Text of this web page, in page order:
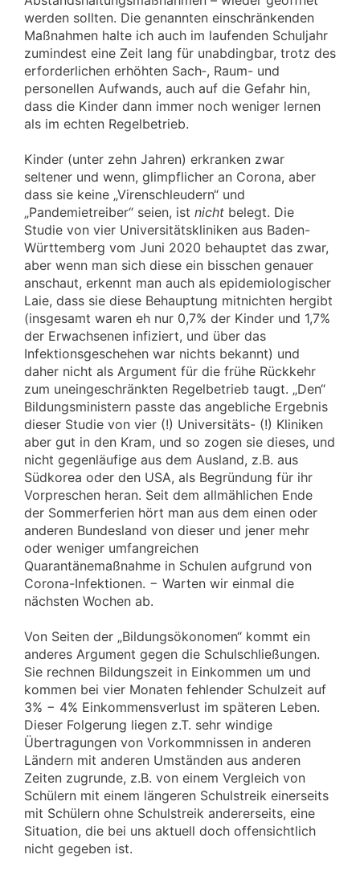
werden sollten. Die genannten einschränkenden
Maßnahmen halte ich auch im laufenden Schuljahr
zumindest eine Zeit lang für unabdingbar, trotz des
erforderlichen erhöhten Sach‑, Raum- und
personellen Aufwands, auch auf die Gefahr hin,
dass die Kinder dann immer noch weniger lernen
als im echten Regelbetrieb.
Kinder (unter zehn Jahren) erkranken zwar
seltener und wenn, glimpflicher an Corona, aber
dass sie keine „Virenschleudern“ und
„Pandemietreiber“ seien, ist nicht belegt. Die
Studie von vier Universitätskliniken aus Baden-
Württemberg vom Juni 2020 behauptet das zwar,
aber wenn man sich diese ein bisschen genauer
anschaut, erkennt man auch als epidemiologischer
Laie, dass sie diese Behauptung mitnichten hergibt
(insgesamt waren eh nur 0,7% der Kinder und 1,7%
der Erwachsenen infiziert, und über das
Infektionsgeschehen war nichts bekannt) und
daher nicht als Argument für die frühe Rückkehr
zum uneingeschränkten Regelbetrieb taugt. „Den“
Bildungsministern passte das angebliche Ergebnis
dieser Studie von vier (!) Universitäts- (!) Kliniken
aber gut in den Kram, und so zogen sie dieses, und
nicht gegenläufige aus dem Ausland, z.B. aus
Südkorea oder den USA, als Begründung für ihr
Vorpreschen heran. Seit dem allmählichen Ende
der Sommerferien hört man aus dem einen oder
anderen Bundesland von dieser und jener mehr
oder weniger umfangreichen
Quarantänemaßnahme in Schulen aufgrund von
Corona-Infektionen. − Warten wir einmal die
nächsten Wochen ab.
Von Seiten der „Bildungsökonomen“ kommt ein
anderes Argument gegen die Schulschließungen.
Sie rechnen Bildungszeit in Einkommen um und
kommen bei vier Monaten fehlender Schulzeit auf
3% − 4% Einkommensverlust im späteren Leben.
Dieser Folgerung liegen z.T. sehr windige
Übertragungen von Vorkommnissen in anderen
Ländern mit anderen Umständen aus anderen
Zeiten zugrunde, z.B. von einem Vergleich von
Schülern mit einem längeren Schulstreik einerseits
mit Schülern ohne Schulstreik andererseits, eine
Situation, die bei uns aktuell doch offensichtlich
nicht gegeben ist.